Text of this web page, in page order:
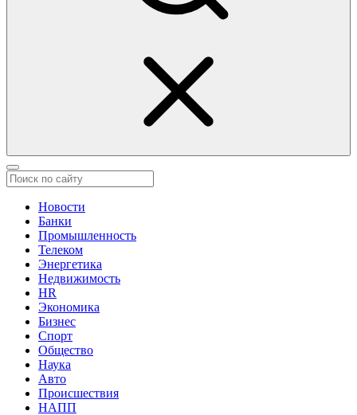
Новости
Банки
Промышленность
Телеком
Энергетика
Недвижимость
HR
Экономика
Бизнес
Спорт
Общество
Наука
Авто
Происшествия
НАПП